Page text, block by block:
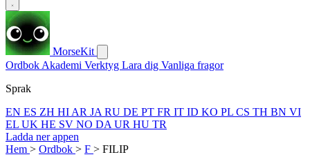
MorseKit
Ordbok Akademi Verktyg Lara dig Vanliga fragor
Sprak
EN ES ZH HI AR JA RU DE PT FR IT ID KO PL CS TH BN VI
EL UK HE SV NO DA UR HU TR
Ladda ner appen
Hem > Ordbok > F > FILIP